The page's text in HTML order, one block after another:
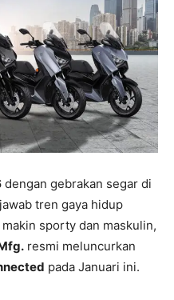
dengan gebrakan segar di
tren gaya hidup
sporty dan maskulin,
resmi meluncurkan
pada Januari ini.